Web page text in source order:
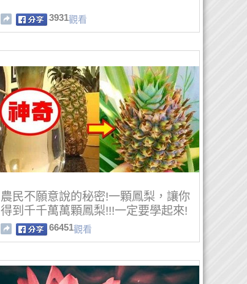
3931觀看
農民不願意說的秘密!一顆鳳梨，讓你
得到千千萬萬顆鳳梨!!!一定要學起來!
66451觀看